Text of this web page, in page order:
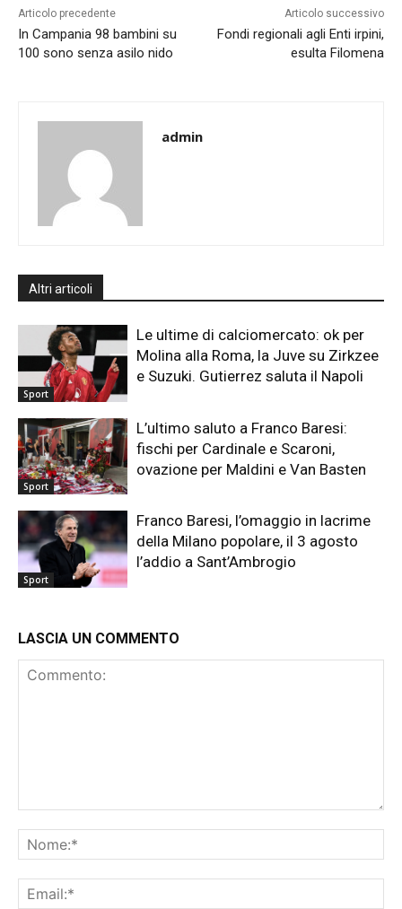
Articolo precedente
In Campania 98 bambini su
100 sono senza asilo nido
Articolo successivo
Fondi regionali agli Enti irpini,
esulta Filomena
admin
Altri articoli
Sport
Le ultime di calciomercato: ok per
Molina alla Roma, la Juve su Zirkzee
e Suzuki. Gutierrez saluta il Napoli
Sport
L’ultimo saluto a Franco Baresi:
fischi per Cardinale e Scaroni,
ovazione per Maldini e Van Basten
Sport
Franco Baresi, l’omaggio in lacrime
della Milano popolare, il 3 agosto
l’addio a Sant’Ambrogio
LASCIA UN COMMENTO